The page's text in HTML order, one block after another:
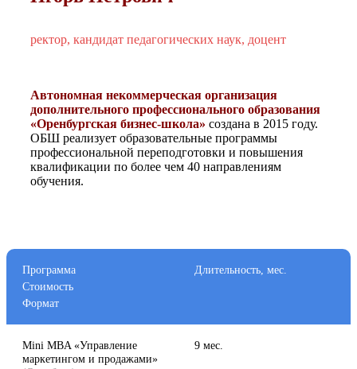
ректор, кандидат педагогических наук, доцент
Автономная некоммерческая организация
дополнительного профессионального образования
«Оренбургская бизнес-школа» создана в 2015 году.
ОБШ реализует образовательные программы
профессиональной переподготовки и повышения
квалификации по более чем 40 направлениям
обучения.
Программа
Формат
Длительность, мес.
Стоимость
Mini MBA «Управление
маркетингом и продажами»
9